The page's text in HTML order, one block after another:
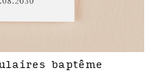
baptême